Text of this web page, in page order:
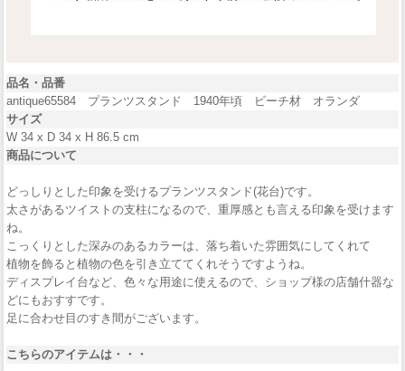
品名・品番
antique65584 プランツスタンド 1940年頃 ビーチ材 オランダ
サイズ
W 34 x D 34 x H 86.5 cm
商品について
どっしりとした印象を受けるプランツスタンド(花台)です。
太さがあるツイストの支柱になるので、重厚感とも言える印象を受けます
ね。
こっくりとした深みのあるカラーは、落ち着いた雰囲気にしてくれて
植物を飾ると植物の色を引き立ててくれそうですようね。
ディスプレイ台など、色々な用途に使えるので、ショップ様の店舗什器な
どにもおすすです。
足に合わせ目のすき間がございます。
こちらのアイテムは・・・